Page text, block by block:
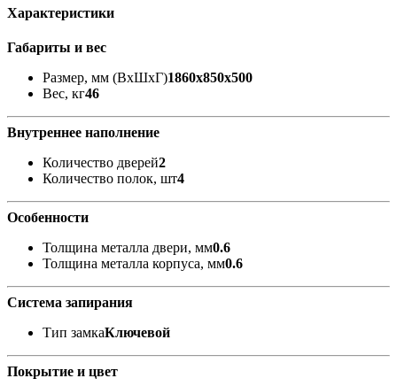
Характеристики
Габариты и вес
Размер, мм (ВхШхГ)1860x850x500
Вес, кг46
Внутреннее наполнение
Количество дверей2
Количество полок, шт4
Особенности
Толщина металла двери, мм0.6
Толщина металла корпуса, мм0.6
Система запирания
Тип замкаКлючевой
Покрытие и цвет